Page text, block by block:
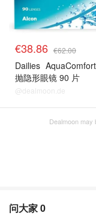
€38.86 €62.00
Dailies
抛隐形眼镜 90 片
@dealmoon.de
Dealmoon may
问大家0